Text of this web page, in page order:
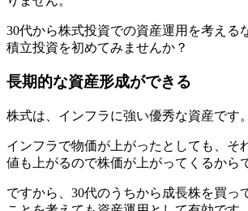
30代から株式投資での資産運用を考える
積立投資を初めてみませんか？
長期的な資産形成ができる
株式は、インフラに強い優秀な資産です。
インフラで物価が上がったとしても、そ
値も上がるので株価が上がってくるから
ですから、30代のうちから成長株を買っ